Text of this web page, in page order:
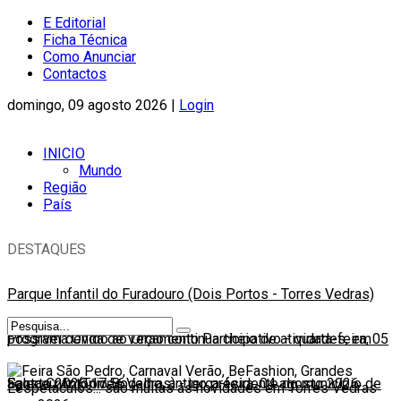
E Editorial
Ficha Técnica
Como Anunciar
Contactos
domingo, 09 agosto 2026 | Login
INICIO
Mundo
Região
País
DESTAQUES
Parque Infantil do Furadouro (Dois Portos - Torres Vedras)
possível devido ao Orçamento Participativo-quarta-feira, 05
agosto 2026 17:56
Programa Onda de Verão continua cheio de atividades, em
Santa Cruz (Torres Vedras)-terça-feira, 04 agosto 2026
Faleceu António Bogalho, antigo presidente do município de